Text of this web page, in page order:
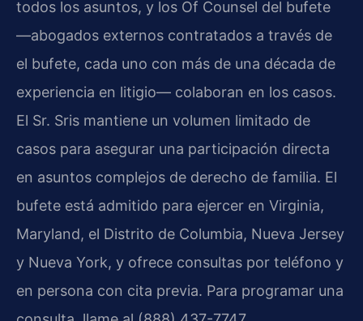
todos los asuntos, y los Of Counsel del bufete
—abogados externos contratados a través de
el bufete, cada uno con más de una década de
experiencia en litigio— colaboran en los casos.
El Sr. Sris mantiene un volumen limitado de
casos para asegurar una participación directa
en asuntos complejos de derecho de familia. El
bufete está admitido para ejercer en Virginia,
Maryland, el Distrito de Columbia, Nueva Jersey
y Nueva York, y ofrece consultas por teléfono y
en persona con cita previa. Para programar una